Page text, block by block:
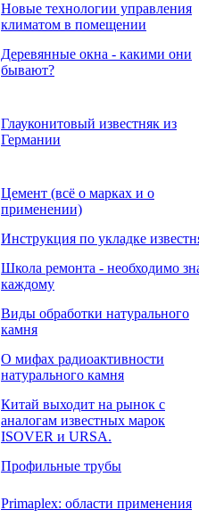
Новые технологии управления
климатом в помещении
Деревянные окна - какими они
бывают?
Глауконитовый известняк из
Германии
Цемент (всё о марках и о
применении)
Инструкция по укладке
Школа ремонта - необходимо
каждому
Виды обработки натурального
камня
О мифах радиоактивности
натурального камня
Китай выходит на рынок с
аналогам известных марок
ISOVER и URSA.
Профильные трубы
Primaplex: области применения